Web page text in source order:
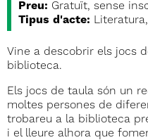
Preu: Gratuït, sense
Tipus d'acte:
Vine a descobrir els jocs
biblioteca.
Els jocs de taula són un
moltes persones de
trobareu a la biblioteca
i el lleure alhora que